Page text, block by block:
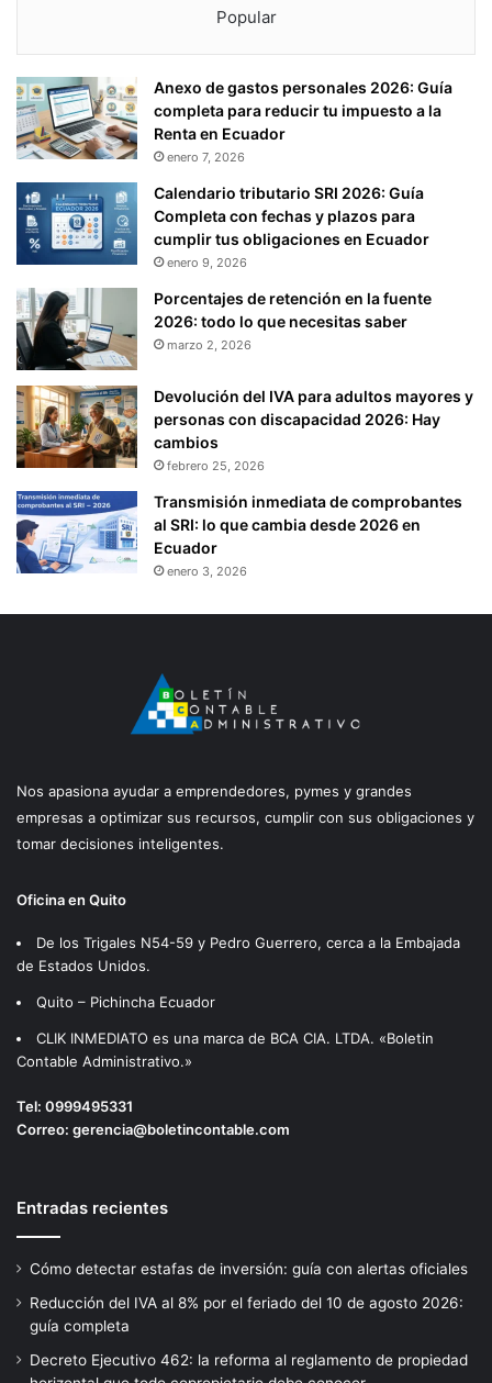
Popular
Anexo de gastos personales 2026: Guía
completa para reducir tu impuesto a la
Renta en Ecuador
enero 7, 2026
Calendario tributario SRI 2026: Guía
Completa con fechas y plazos para
cumplir tus obligaciones en Ecuador
enero 9, 2026
Porcentajes de retención en la fuente
2026: todo lo que necesitas saber
marzo 2, 2026
Devolución del IVA para adultos mayores y
personas con discapacidad 2026: Hay
cambios
febrero 25, 2026
Transmisión inmediata de comprobantes
al SRI: lo que cambia desde 2026 en
Ecuador
enero 3, 2026
Nos apasiona ayudar a emprendedores, pymes y grandes
empresas a optimizar sus recursos, cumplir con sus obligaciones y
tomar decisiones inteligentes.
Oficina en Quito
De los Trigales N54-59 y Pedro Guerrero, cerca a la Embajada
de Estados Unidos.
Quito – Pichincha Ecuador
CLIK INMEDIATO es una marca de BCA CIA. LTDA. «Boletin
Contable Administrativo.»
Tel: 0999495331
Correo: gerencia@boletincontable.com
Entradas recientes
Cómo detectar estafas de inversión: guía con alertas oficiales
Reducción del IVA al 8% por el feriado del 10 de agosto 2026:
guía completa
Decreto Ejecutivo 462: la reforma al reglamento de propiedad